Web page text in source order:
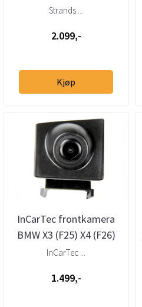
2 utganger (12–24V)
Strands ...
2.099,-
Kjøp
InCarTec frontkamera
BMW X3 (F25) X4 (F26)
(2011 - 2018)
InCarTec ...
1.499,-